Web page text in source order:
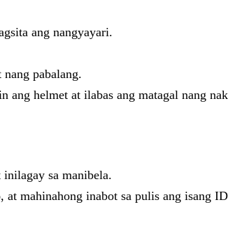
ang nangyayari.
pabalang.
helmet at ilabas ang matagal nang
sa manibela.
mahinahong inabot sa pulis ang isang